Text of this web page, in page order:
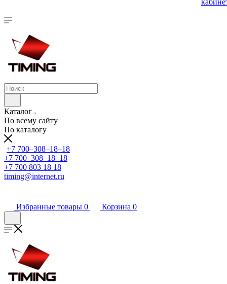
Каталог
По всему сайту
По каталогу
+7 700‒308‒18‒18
+7 700‒308‒18‒18
+7 700 803 18 18
timing@internet.ru
Избранные товары 0 Корзина 0